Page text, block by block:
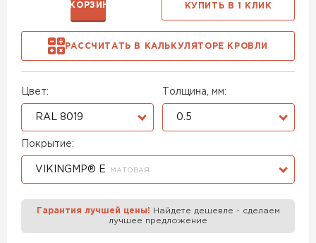
Цвет:
RAL 8019
Толщина, мм:
0.5
Покрытие:
VIKINGMP® E МАТОВАЯ
РАССЧИТАТЬ В КАЛЬКУЛЯТОРЕ КРОВЛИ
В КОРЗИНУ КУПИТЬ В 1 КЛИК
Гарантия лучшей цены! Найдете дешевле - сделаем
лучшее предложение
Профилированный лист